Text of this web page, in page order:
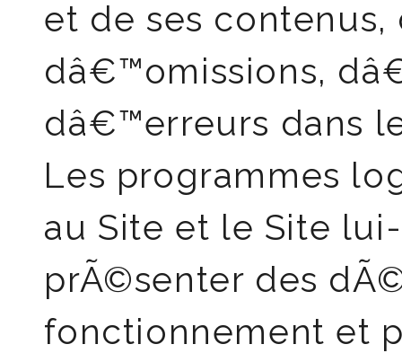
et de ses contenus,
dâ€™omissions,
dâ€™erreurs dans
Les programmes
au Site et le Site
prÃ©senter des
fonctionnement et